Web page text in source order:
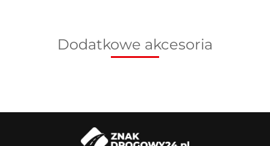
Dodatkowe akcesoria